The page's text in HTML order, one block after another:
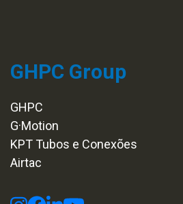
GHPC Group
GHPC
G·Motion
KPT Tubos e Conexões
Airtac